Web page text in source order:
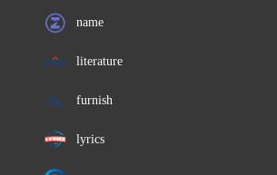
name
literature
furnish
lyrics